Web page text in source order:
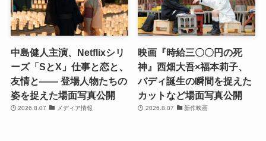
中島健人主演、Netflixシリ
ーズ「SとX」仕事と恋と、
友情と―― 登場人物たちの
姿を捉えた場面写真公開
2026.8.07 メディア情報
映画『時給三〇〇円の死
神』西畑大吾×福本莉子、
バディ誕生の瞬間を捉えた
カットなど場面写真公開
2026.8.07 新作映画